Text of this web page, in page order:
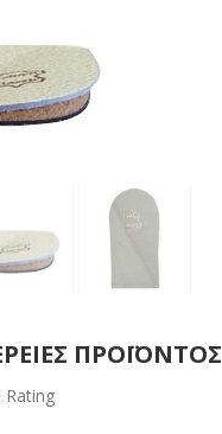
ΠΡΟΪΌΝΤΟΣ
Rating